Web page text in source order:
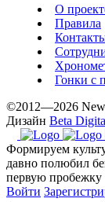
prices.
О
Правила
Гонки с
©2012—2026
Дизайн Beta
Формируем
давно полюбил
первую пробежку
Войти